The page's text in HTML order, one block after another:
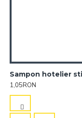
1,05RON